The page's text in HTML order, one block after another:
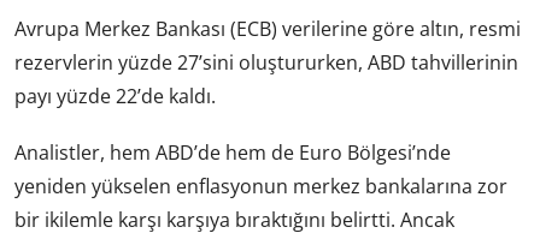
Avrupa Merkez Bankası (ECB) verilerine göre altın, resmi
rezervlerin yüzde 27’sini oluştururken, ABD tahvillerinin
payı yüzde 22’de kaldı.
Analistler, hem ABD’de hem de Euro Bölgesi’nde
yeniden yükselen enflasyonun merkez bankalarına zor
bir ikilemle karşı karşıya bıraktığını belirtti. Ancak